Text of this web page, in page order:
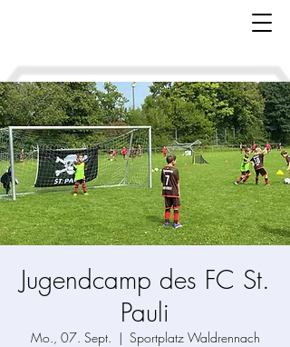
Jugendcamp des FC St.
Pauli
Mo., 07. Sept.
  |
Sportplatz Waldrennach